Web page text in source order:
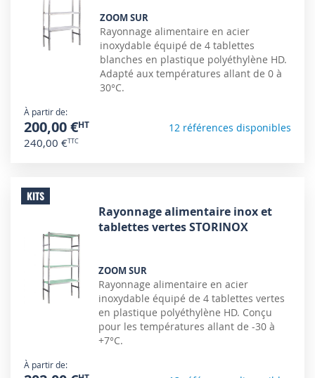
ZOOM SUR
Rayonnage alimentaire en acier
inoxydable équipé de 4 tablettes
blanches en plastique polyéthylène HD.
Adapté aux températures allant de 0 à
30°C.
À partir de
200,00 €
240,00 €
12 références disponibles
KITS
Rayonnage alimentaire inox et
tablettes vertes STORINOX
ZOOM SUR
Rayonnage alimentaire en acier
inoxydable équipé de 4 tablettes vertes
en plastique polyéthylène HD. Conçu
pour les températures allant de -30 à
+7°C.
À partir de